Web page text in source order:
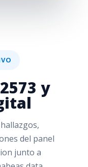
y
del panel
junto a